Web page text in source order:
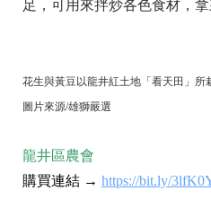
足，可用來拌炒各色食材，拿
花生與黃豆以龍井紅土地「看天田」所
圖片來源/雄獅嚴選
龍井區農會
購買連結 → https://bit.ly/